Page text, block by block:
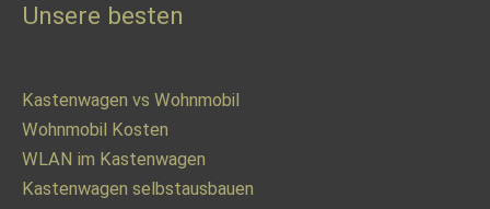
Unsere besten
Kastenwagen vs Wohnmobil
Wohnmobil Kosten
WLAN im Kastenwagen
Kastenwagen selbstausbauen